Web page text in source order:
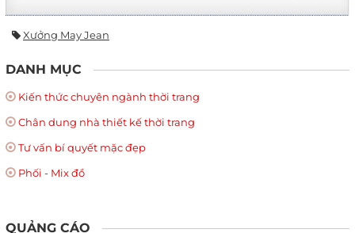
Xưởng May Jean
DANH MỤC
Kiến thức chuyên ngành thời trang
Chân dung nhà thiết kế thời trang
Tư vấn bí quyết mặc đẹp
Phối - Mix đồ
QUẢNG CÁO